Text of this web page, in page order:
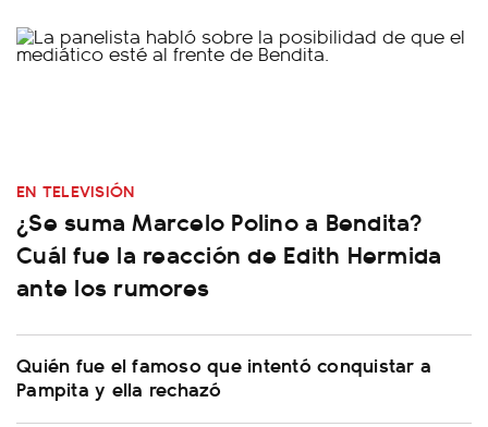
EN TELEVISIÓN
¿Se suma Marcelo Polino a Bendita?
Cuál fue la reacción de Edith Hermida
ante los rumores
Quién fue el famoso que intentó conquistar a
Pampita y ella rechazó